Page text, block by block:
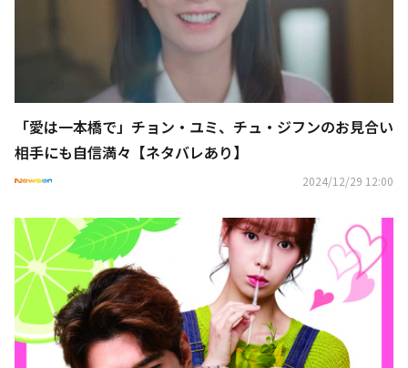
「愛は一本橋で」チョン・ユミ、チュ・ジフンのお見合い
相手にも自信満々【ネタバレあり】
2024/12/29 12:00